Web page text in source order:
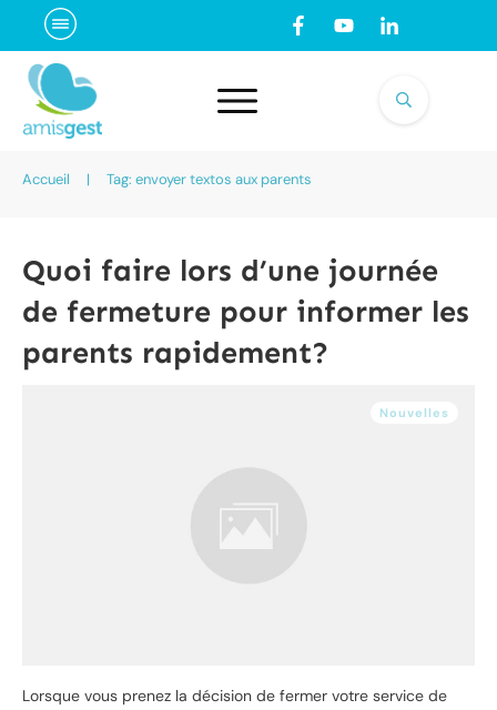
Accueil | Tag: envoyer textos aux parents
Quoi faire lors d’une journée
de fermeture pour informer les
parents rapidement?
Nouvelles
Lorsque vous prenez la décision de fermer votre service de